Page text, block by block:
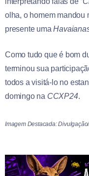
olha, o homem mandou
presente uma
Como tudo que é bom
terminou sua
todos a visitá-lo no
domingo na CCXP24.
Imagem Destacada: